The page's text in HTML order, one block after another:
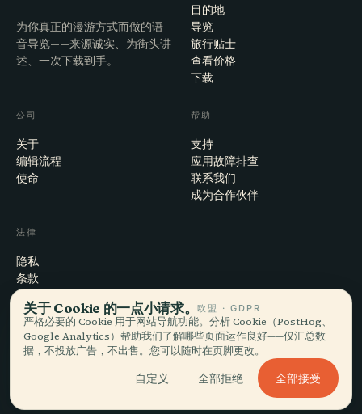
为你真正的漫游方式而做的语
音导览——来源诚实、为街头讲
述、一次下载到手。
目的地
导览
旅行贴士
查看价格
下载
公司
关于
编辑流程
使命
帮助
支持
应用故障排查
联系我们
成为合作伙伴
法律
隐私
条款
Cookie 设置
注销账户
© 2026 Audiala · 制作于瑞士莫尔日，也在路上、在云端
EN · FR · DE · ES · IT · PT · JA · ZH · HI · RU · CS · AR
关于 Cookie 的一点小请求。欧盟 · GDPR
严格必要的 Cookie 用于网站导航功能。分析 Cookie（PostHog、
Google Analytics）帮助我们了解哪些页面运作良好——仅汇总数
据，不投放广告，不出售。您可以随时在页脚更改。
自定义 全部拒绝 全部接受